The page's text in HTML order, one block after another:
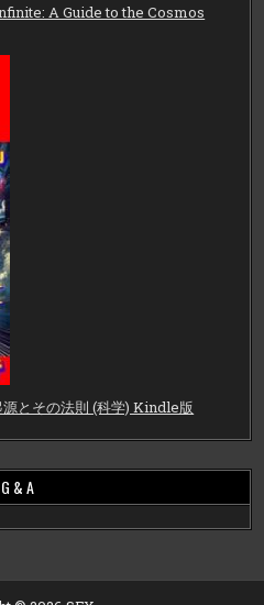
A Guide to the Cosmos
とその法則 (科学) Kindle版
G & A